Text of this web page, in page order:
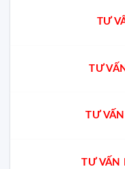
TƯ
TƯ
TƯ
TƯ VẤN